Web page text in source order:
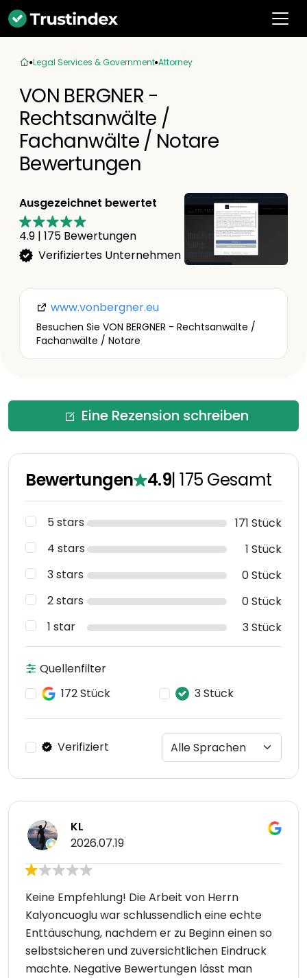
Legal Services & Government Attorney
VON BERGNER -
Rechtsanwälte /
Fachanwälte / Notare
Bewertungen
Ausgezeichnet bewertet
4.9 | 175 Bewertungen
Verifiziertes Unternehmen
www.vonbergner.eu
Besuchen Sie VON BERGNER - Rechtsanwälte /
Fachanwälte / Notare
Eine Rezension schreiben
Bewertungen 4.9|175 Gesamt
5 stars
171 Stück
4 stars
1 Stück
3 stars
0 Stück
2 stars
0 Stück
1 star
3 Stück
Quellenfilter
172 Stück
3 Stück
Verifiziert
KL
2026.07.19
Keine Empfehlung! Die Arbeit von Herrn
Kalyoncuoglu war schlussendlich eine echte
Enttäuschung, nachdem er zu Beginn einen so
selbstsicheren und zuversichtlichen Eindruck
machte. Negative Bewertungen lässt man